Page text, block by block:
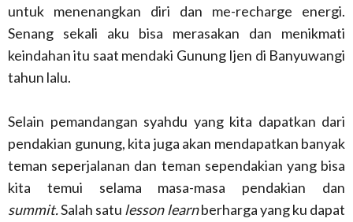
untuk menenangkan diri dan me-recharge energi.
Senang sekali aku bisa merasakan dan menikmati
keindahan itu saat mendaki Gunung Ijen di Banyuwangi
tahun lalu.
Selain pemandangan syahdu yang kita dapatkan dari
pendakian gunung, kita juga akan mendapatkan banyak
teman seperjalanan dan teman sependakian yang bisa
kita temui selama masa-masa pendakian dan
summit.Salah satu lesson learnberharga yang ku dapat